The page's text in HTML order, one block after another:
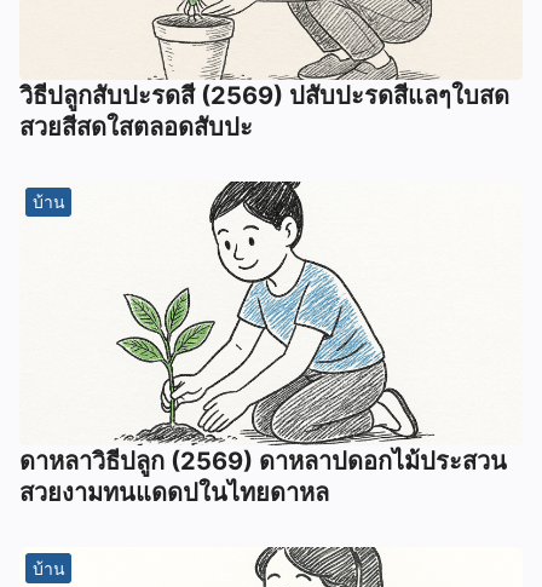
วิธีปลูกสับปะรดสี (2569) ปสับปะรดสีแลๆใบสด
สวยสีสดใสตลอดสับปะ
บ้าน
ดาหลาวิธีปลูก (2569) ดาหลาปดอกไม้ประสวน
สวยงามทนแดดปในไทยดาหล
บ้าน